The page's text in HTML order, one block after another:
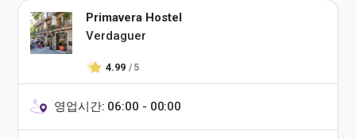
Primavera Hostel
Verdaguer
4.99 / 5
영업시간: 06:00 - 00:00